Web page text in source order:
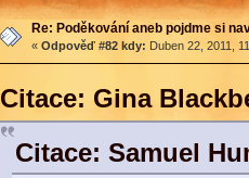
Re: Poděkování aneb pojdme si
« Odpověď #82 kdy: Duben 22, 2011,
Citace: Gina
Citace: Samuel